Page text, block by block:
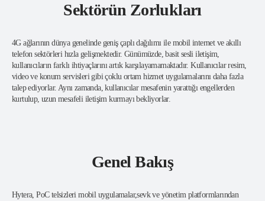
Sektörün Zorlukları
4G ağlarının dünya genelinde geniş çaplı dağılımı ile mobil internet ve akıllı
telefon sektörleri hızla gelişmektedir. Günümüzde, basit sesli iletişim,
kullanıcıların farklı ihtiyaçlarını artık karşılayamamaktadır. Kullanıcılar resim,
video ve konum servisleri gibi çoklu ortam hizmet uygulamalarını daha fazla
talep ediyorlar. Aynı zamanda, kullanıcılar mesafenin yarattığı engellerden
kurtulup, uzun mesafeli iletişim kurmayı bekliyorlar.
Genel Bakış
Hytera, PoC telsizleri mobil uygulamalar,sevk ve yönetim platformlarından